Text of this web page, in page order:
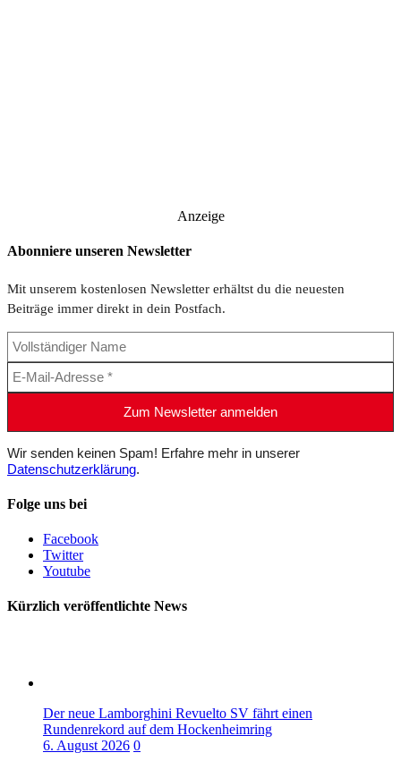
Anzeige
Abonniere unseren Newsletter
Mit unserem kostenlosen Newsletter erhältst du die neuesten
Beiträge immer direkt in dein Postfach.
Wir senden keinen Spam! Erfahre mehr in unserer
Datenschutzerklärung.
Folge uns bei
Facebook
Twitter
Youtube
Kürzlich veröffentlichte News
Der neue Lamborghini Revuelto SV fährt einen
Rundenrekord auf dem Hockenheimring
6. August 2026 0